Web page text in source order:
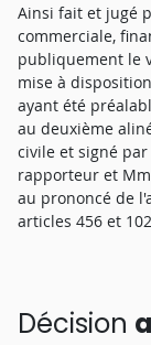
Ainsi fait et jugé
commerciale,
publiquement le
mise à
ayant été
au deuxième
civile et signé
rapporteur et
au prononcé de
articles 456 et
Décision